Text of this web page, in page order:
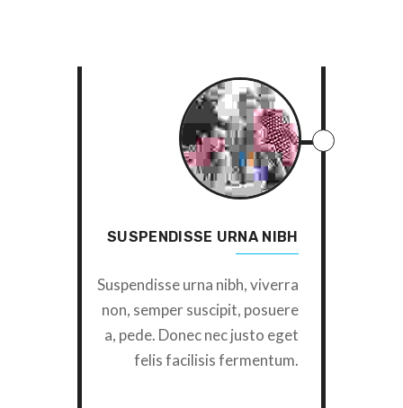
SUSPENDISSE URNA NIBH
Suspendisse urna nibh, viverra
non, semper suscipit, posuere
a, pede. Donec nec justo eget
felis facilisis fermentum.